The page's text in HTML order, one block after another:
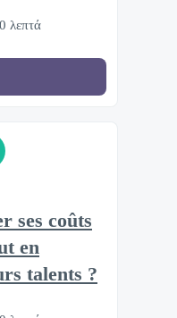
λεπτά
ses coûts
en
talents ?